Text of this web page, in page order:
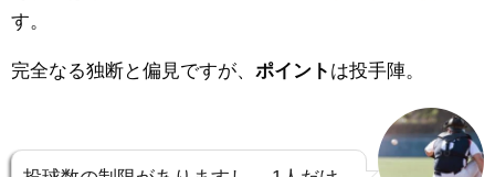
す。
完全なる独断と偏見ですが、 ポイント は投手陣。